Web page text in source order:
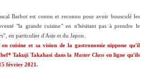
Barbot est connu et reconnu pour avoir bousculé les
"la grande cuisine" en n'hésitant pas à prendre le
”, en particulier d'Asie et du Japon.
cuisine et sa vision de la gastronomie nippone qu'il
Takuji Takahasi dans la Master Classen ligne qu'ils
février 2021.